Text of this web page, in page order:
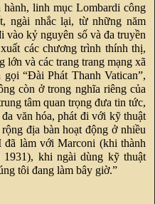
linh mục Lombardi công
ngài nhắc lại, từ những năm
vào kỷ nguyên số và đa truyền
các chương trình thính thị,
lớn và các trang trang mạng xã
“Đài Phát Thanh Vatican”,
còn ở trong nghĩa riêng của
tâm quan trọng đưa tin tức,
văn hóa, phát đi với kỹ thuật
địa bàn hoạt động ở nhiều
làm với Marconi (khi thành
khi ngài dùng kỹ thuật
tôi đang làm bây giờ.”